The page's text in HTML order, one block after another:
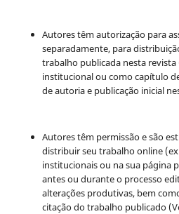
Autores têm autorização para
separadamente, para
trabalho publicada nesta
institucional ou como capítulo
de autoria e publicação inicial
Autores têm permissão e são
distribuir seu trabalho online
institucionais ou na sua página
antes ou durante o processo
alterações produtivas, bem
citação do trabalho publicado